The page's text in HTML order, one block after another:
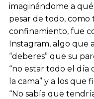
imaginándome a qué
pesar de todo, como
confinamiento, fue
Instagram, algo que
“deberes” que su
“no estar todo el día
la cama” y a los
“No sabía que